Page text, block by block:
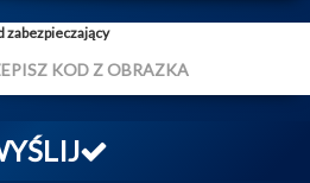
zabezpieczający